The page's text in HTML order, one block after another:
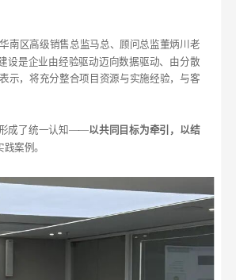
南区高级销售总监马总、顾问总监董炳川老
设是企业由经验驱动迈向数据驱动、由分散
示，将充分整合项目资源与实施经验，与客
形成了统一认知——以共同目标为牵引，以结
案例。